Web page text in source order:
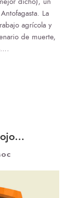
La
agrícola y
de muerte,